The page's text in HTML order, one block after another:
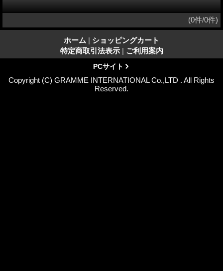
(0件/0件)
ホーム | ショッピングカート
特定商取引法表示 | ご利用案内
PCサイト
Copyright (C) GRAMME INTERNATIONAL Co.,LTD . All Rights
Reserved.